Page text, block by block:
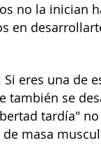
no la inician
en
eres una de
también se
tardía"
masa